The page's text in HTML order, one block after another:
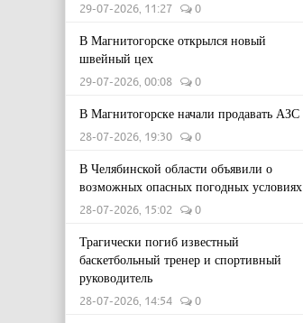
29-07-2026, 11:27 0
В Магнитогорске открылся новый
швейный цех
29-07-2026, 00:08 0
В Магнитогорске начали продавать АЗС
28-07-2026, 19:30 0
В Челябинской области объявили о
возможных опасных погодных условиях
28-07-2026, 15:02 0
Трагически погиб известный
баскетбольный тренер и спортивный
руководитель
28-07-2026, 14:54 0